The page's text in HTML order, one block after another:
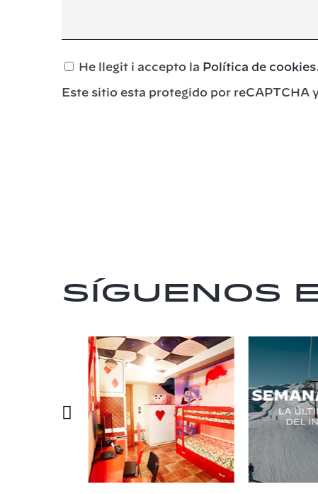
He llegit i accepto la Política de cookies
Este sitio esta protegido por reCAPTCHA
Síguenos